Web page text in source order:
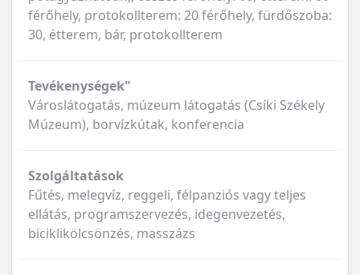
férőhely, protokollterem: 20 férőhely, fürdőszoba:
30, étterem, bár, protokollterem
Tevékenységek"
Városlátogatás, múzeum látogatás (Csíki Székely
Múzeum), borvízkútak, konferencia
Szolgáltatások
Fűtés, melegvíz, reggeli, félpanziós vagy teljes
ellátás, programszervezés, idegenvezetés,
biciklikölcsönzés, masszázs